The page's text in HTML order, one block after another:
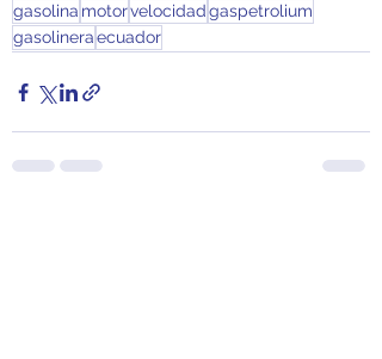
gasolina motorvelocidadgaspetrolium
gasolineraecuador